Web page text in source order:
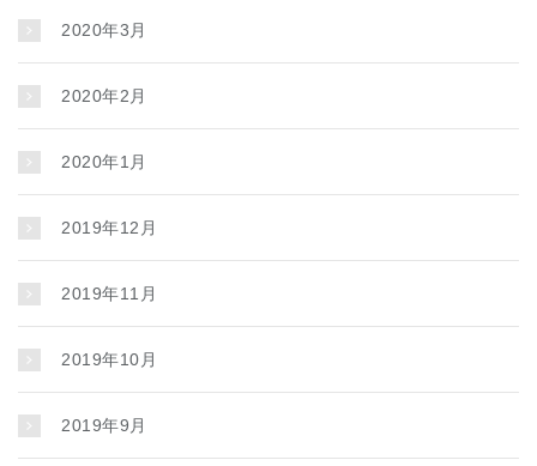
2020年3月
2020年2月
2020年1月
2019年12月
2019年11月
2019年10月
2019年9月